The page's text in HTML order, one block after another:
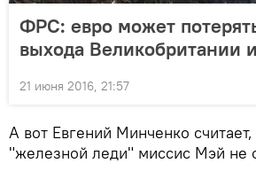
ФРС: евро может
выхода Великобритании
21 июня 2016, 21:57
А вот Евгений Минченко считает,
"железной леди" миссис Мэй не